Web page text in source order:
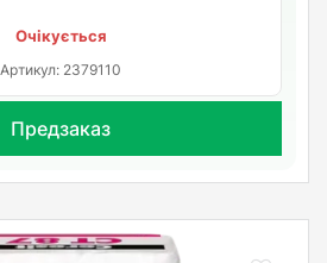
Очікується
Артикул: 2379110
Предзаказ